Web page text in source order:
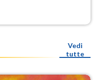
Vedi
tutte